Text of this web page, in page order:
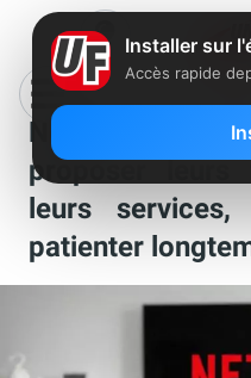
Netflix et
proposer
leurs
patienter
Installer sur
Accès rapide